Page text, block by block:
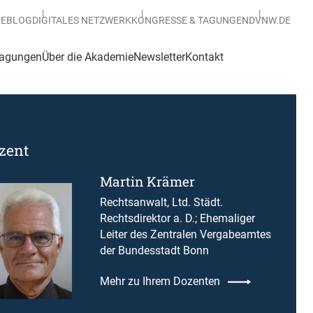
DIGITALES NETZWERKKONGRESSE & TAGUNGENDVNW.DE
Über die AkademieNewsletterKontakt
Martin Krämer
Rechtsanwalt, Ltd. Städt.
Rechtsdirektor a. D.; Ehemaliger
Leiter des Zentralen Vergabeamtes
der Bundesstadt Bonn
Mehr zu Ihrem Dozenten